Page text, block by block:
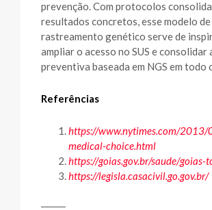
prevenção. Com protocolos
resultados concretos, esse modelo de
rastreamento genético serve de
ampliar o acesso no SUS e consolidar
preventiva baseada em NGS em todo
Referências
https://www.nytimes.com/
medical-choice.html
https://goias.gov.br/saude/goias-
https://legisla.casacivil.go.gov.br/